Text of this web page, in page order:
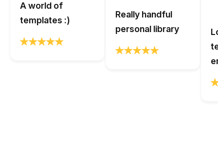
A world of
templates :)
Really handful
personal library